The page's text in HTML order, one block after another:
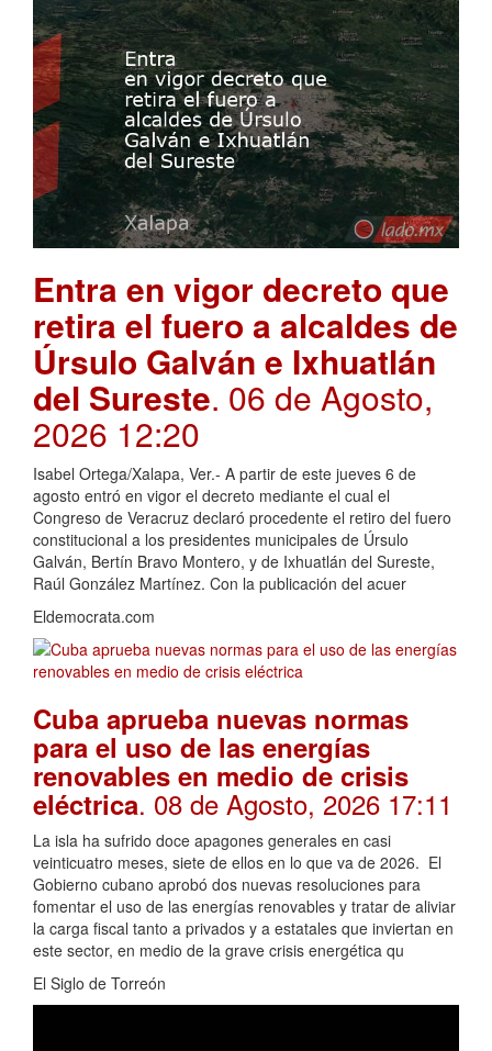
Entra en vigor decreto que
retira el fuero a alcaldes de
Úrsulo Galván e Ixhuatlán
del Sureste. 06 de Agosto,
2026 12:20
Isabel Ortega/Xalapa, Ver.- A partir de este jueves 6 de
agosto entró en vigor el decreto mediante el cual el
Congreso de Veracruz declaró procedente el retiro del fuero
constitucional a los presidentes municipales de Úrsulo
Galván, Bertín Bravo Montero, y de Ixhuatlán del Sureste,
Raúl González Martínez. Con la publicación del acuer
Eldemocrata.com
Cuba aprueba nuevas normas
para el uso de las energías
renovables en medio de crisis
eléctrica. 08 de Agosto, 2026 17:11
La isla ha sufrido doce apagones generales en casi
veinticuatro meses, siete de ellos en lo que va de 2026. El
Gobierno cubano aprobó dos nuevas resoluciones para
fomentar el uso de las energías renovables y tratar de aliviar
la carga fiscal tanto a privados y a estatales que inviertan en
este sector, en medio de la grave crisis energética qu
El Siglo de Torreón